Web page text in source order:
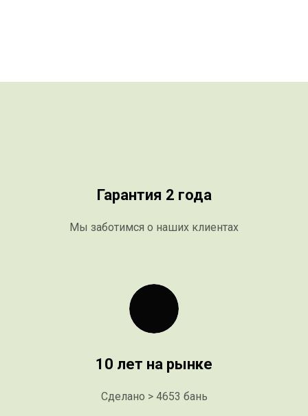
Гарантия 2 года
Мы заботимся о наших клиентах
10 лет на рынке
Сделано > 4653 бань